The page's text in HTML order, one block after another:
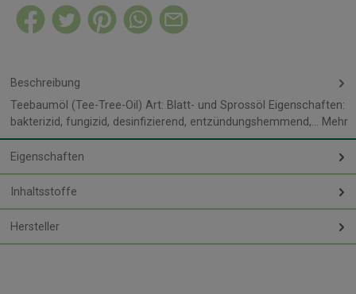
Beschreibung
Teebaumöl (Tee-Tree-Oil) Art: Blatt- und Sprossöl Eigenschaften:
bakterizid, fungizid, desinfizierend, entzündungshemmend,… Mehr
Eigenschaften
Inhaltsstoffe
Hersteller